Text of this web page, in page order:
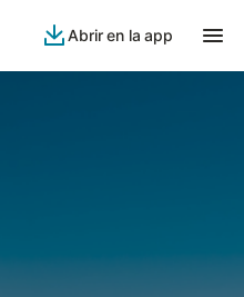
Abrir en la app